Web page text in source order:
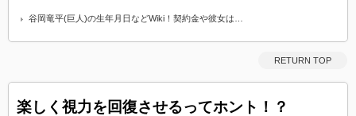
谷岡竜平(巨人)の生年月日などWiki！契約金や彼女は…
RETURN TOP
楽しく視力を回復させるってホント！？